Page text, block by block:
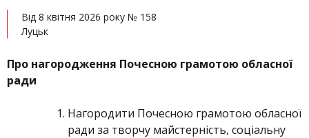
Від 8 квітня 2026 року № 158
Луцьк
Про нагородження Почесною грамотою обласної
ради
Нагородити Почесною грамотою обласної
ради за творчу майстерність, соціальну